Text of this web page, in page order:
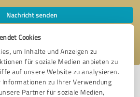
Cookies
um Inhalte und Anzeigen zu
für soziale Medien anbieten zu
auf unsere Website zu analysieren.
Informationen zu Ihrer Verwendung
Partner für soziale Medien,
Nachricht senden
|Letzte Aktualisierung: 29.05.2026|
melden